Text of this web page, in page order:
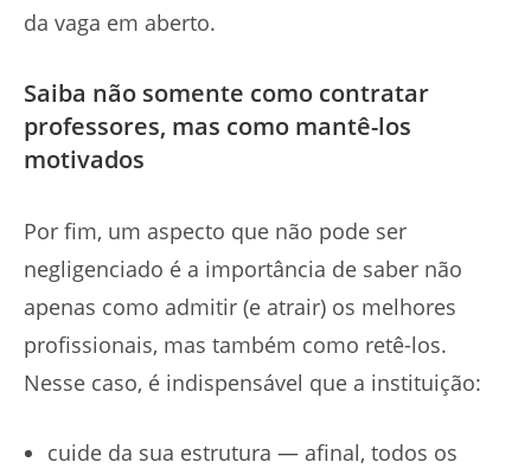
da vaga em aberto.
Saiba não somente como contratar
professores, mas como mantê-los
motivados
Por fim, um aspecto que não pode ser
negligenciado é a importância de saber não
apenas como admitir (e atrair) os melhores
profissionais, mas também como retê-los.
Nesse caso, é indispensável que a instituição:
cuide da sua estrutura — afinal, todos os